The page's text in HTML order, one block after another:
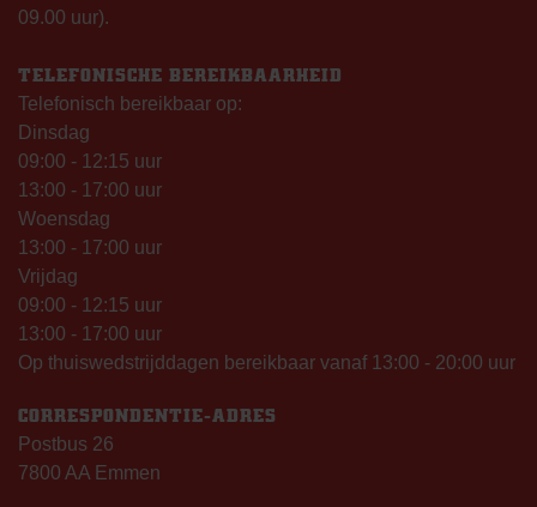
09.00 uur).
TELEFONISCHE BEREIKBAARHEID
Telefonisch bereikbaar op:
Dinsdag
09:00 - 12:15 uur
13:00 - 17:00 uur
Woensdag
13:00 - 17:00 uur
Vrijdag
09:00 - 12:15 uur
13:00 - 17:00 uur
Op thuiswedstrijddagen bereikbaar vanaf 13:00 - 20:00 uur
CORRESPONDENTIE-ADRES
Postbus 26
7800 AA Emmen